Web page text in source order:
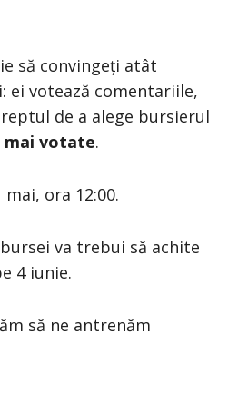
să convingeți atât
ei votează comentariile,
de a alege bursierul
mai votate.
ora 12:00.
va trebui să achite
4 iunie.
să ne antrenăm